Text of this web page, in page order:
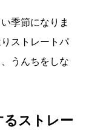
季節になりま
ストレートパ
うんちをしな
るストレー